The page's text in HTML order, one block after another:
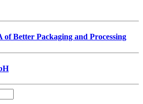
Better Packaging and Processing